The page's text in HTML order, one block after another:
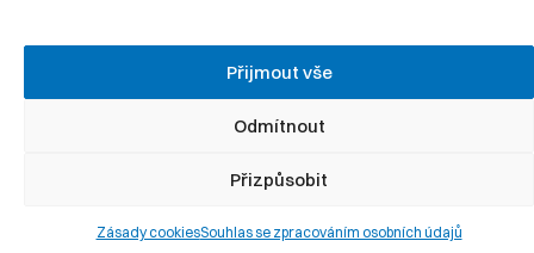
Přijmout vše
Odmítnout
Přizpůsobit
Zásady cookiesSouhlas se zpracováním osobních údajů
Zásady cookies